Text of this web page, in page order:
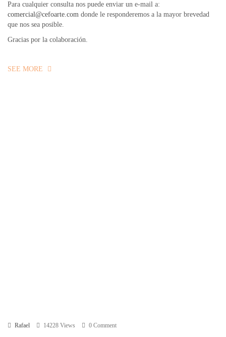
Para cualquier consulta nos puede enviar un e-mail a:
comercial@cefoarte.com donde le responderemos a la mayor brevedad
que nos sea posible.
Gracias por la colaboración.
SEE MORE
Rafael 14228 Views 0 Comment